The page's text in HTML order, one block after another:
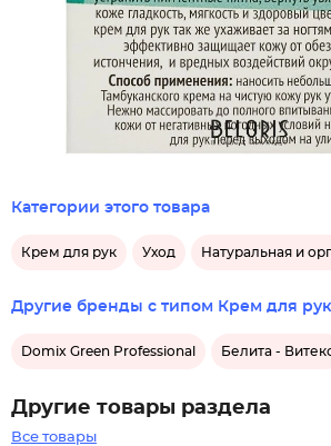
Категории этого товара
Крем для рук Уход Натуральная и
Другие бренды с типом Крем для рук
Domix Green Professional Белита -
Другие товары раздела
Все товары